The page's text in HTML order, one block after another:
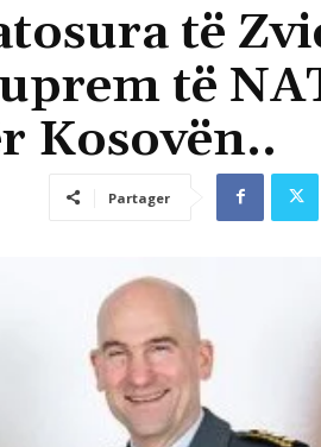
të
të
Kosovën..
Partager